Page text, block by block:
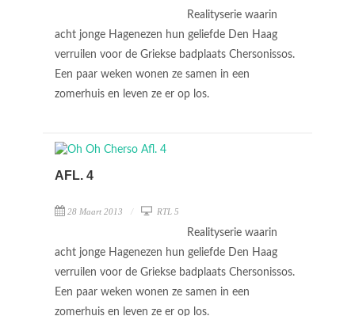
Realityserie waarin
acht jonge Hagenezen hun geliefde Den Haag
verruilen voor de Griekse badplaats Chersonissos.
Een paar weken wonen ze samen in een
zomerhuis en leven ze er op los.
AFL. 4
28 Maart 2013 RTL 5
Realityserie waarin
acht jonge Hagenezen hun geliefde Den Haag
verruilen voor de Griekse badplaats Chersonissos.
Een paar weken wonen ze samen in een
zomerhuis en leven ze er op los.